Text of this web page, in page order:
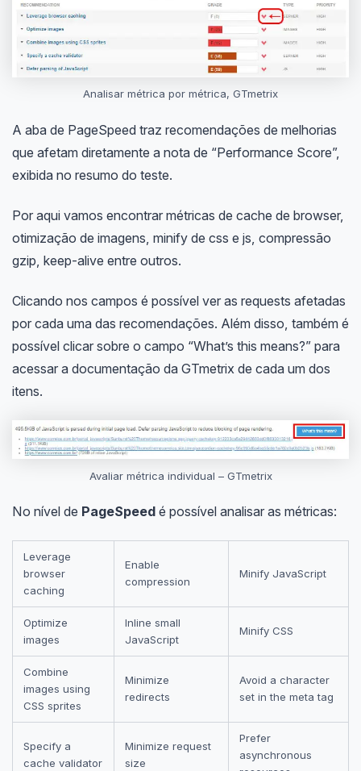
Analisar métrica por métrica, GTmetrix
A aba de PageSpeed traz recomendações de melhorias
que afetam diretamente a nota de “Performance Score”,
exibida no resumo do teste.
Por aqui vamos encontrar métricas de cache de browser,
otimização de imagens, minify de css e js, compressão
gzip, keep-alive entre outros.
Clicando nos campos é possível ver as requests afetadas
por cada uma das recomendações. Além disso, também é
possível clicar sobre o campo “What’s this means?” para
acessar a documentação da GTmetrix de cada um dos
itens.
Avaliar métrica individual – GTmetrix
No nível de PageSpeedé possível analisar as métricas:
Leverage
browser
caching
Enable
compression
Minify JavaScript
Optimize
images
Inline small
JavaScript
Minify CSS
Combine
images using
CSS sprites
Minimize
redirects
Avoid a character
set in the meta tag
Specify a
cache validator
Minimize request
size
Prefer
asynchronous